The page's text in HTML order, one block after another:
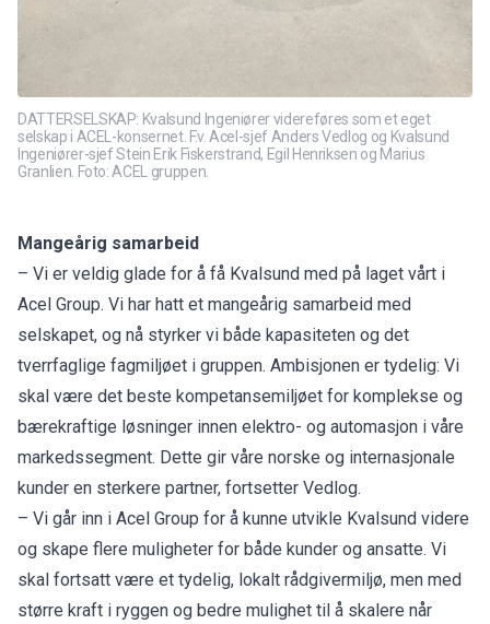
DATTERSELSKAP: Kvalsund Ingeniører videreføres som et eget
selskap i ACEL-konsernet. F.v. Acel-sjef Anders Vedlog og Kvalsund
Ingeniører-sjef Stein Erik Fiskerstrand, Egil Henriksen og Marius
Granlien. Foto: ACEL gruppen.
Mangeårig samarbeid
– Vi er veldig glade for å få Kvalsund med på laget vårt i
Acel Group. Vi har hatt et mangeårig samarbeid med
selskapet, og nå styrker vi både kapasiteten og det
tverrfaglige fagmiljøet i gruppen. Ambisjonen er tydelig: Vi
skal være det beste kompetansemiljøet for komplekse og
bærekraftige løsninger innen elektro- og automasjon i våre
markedssegment. Dette gir våre norske og internasjonale
kunder en sterkere partner, fortsetter Vedlog.
– Vi går inn i Acel Group for å kunne utvikle Kvalsund videre
og skape flere muligheter for både kunder og ansatte. Vi
skal fortsatt være et tydelig, lokalt rådgivermiljø, men med
større kraft i ryggen og bedre mulighet til å skalere når